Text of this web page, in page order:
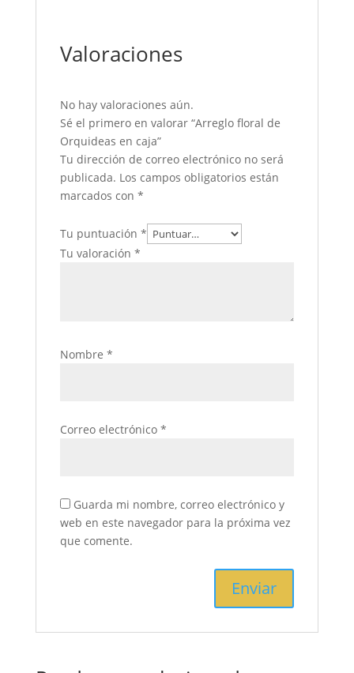
Valoraciones
No hay valoraciones aún.
Sé el primero en valorar “Arreglo floral de
Orquideas en caja”
Tu dirección de correo electrónico no será
publicada. Los campos obligatorios están
marcados con *
Tu puntuación *
Tu valoración *
Nombre *
Correo electrónico *
Guarda mi nombre, correo electrónico y
web en este navegador para la próxima vez
que comente.